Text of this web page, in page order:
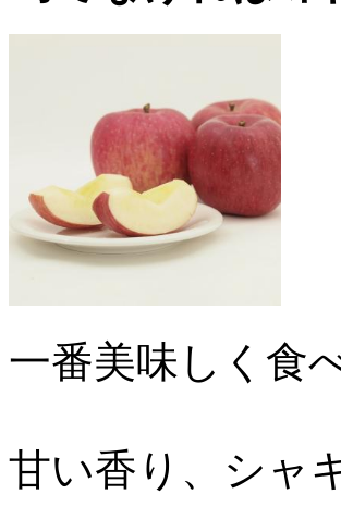
一番美味しく食
甘い香り、シャ